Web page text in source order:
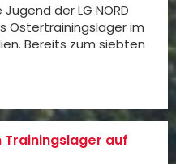
der LG NORD
Ostertrainingslager im
Bereits zum siebten
Trainingslager auf